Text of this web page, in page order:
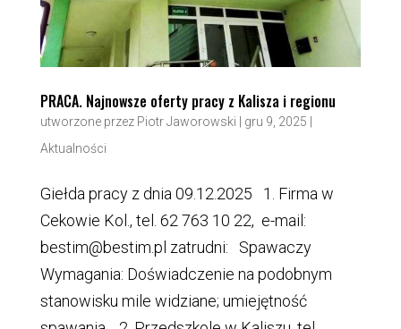
PRACA. Najnowsze oferty pracy z Kalisza i regionu
utworzone przez Piotr Jaworowski | gru 9, 2025 |
Aktualności
Giełda pracy z dnia 09.12.2025 1. Firma w
Cekowie Kol., tel. 62 763 10 22, e-mail:
bestim@bestim.pl zatrudni: Spawaczy
Wymagania: Doświadczenie na podobnym
stanowisku mile widziane; umiejętność